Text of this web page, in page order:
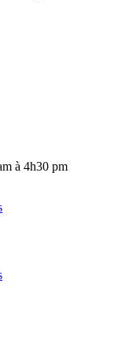
à 4h30 pm